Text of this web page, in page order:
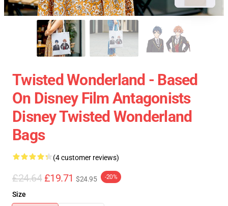
Twisted Wonderland - Based
On Disney Film Antagonists
Disney Twisted Wonderland
Bags
(4 customer reviews)
£24.64 £19.71 $24.95 -20%
Size